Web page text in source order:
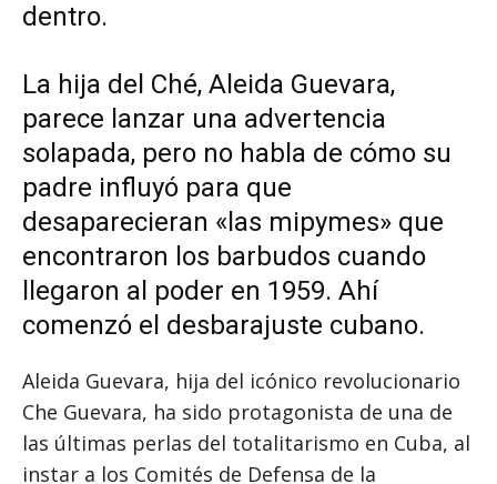
dentro.
La hija del Ché, Aleida Guevara,
parece lanzar una advertencia
solapada, pero no habla de cómo su
padre influyó para que
desaparecieran «las mipymes» que
encontraron los barbudos cuando
llegaron al poder en 1959. Ahí
comenzó el desbarajuste cubano.
Aleida Guevara, hija del icónico revolucionario
Che Guevara, ha sido protagonista de una de
las últimas perlas del totalitarismo en Cuba, al
instar a los Comités de Defensa de la